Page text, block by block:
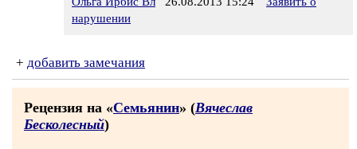
нарушении
+ добавить замечания
Рецензия на «Семьянин» (Вячеслав
Бесколесный)